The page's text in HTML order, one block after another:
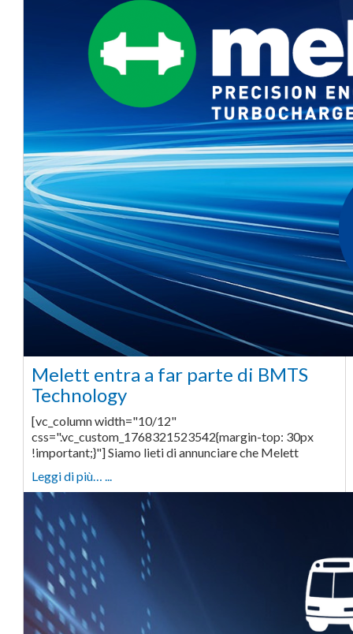
Melett entra a far parte di BMTS
Technology
[vc_column width="10/12"
css=".vc_custom_1768321523542{margin-top: 30px
!important;}"] Siamo lieti di annunciare che Melett
Leggi di più… ...